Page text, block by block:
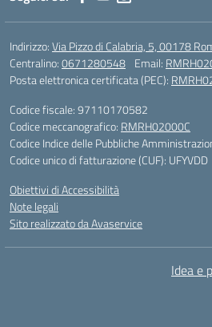
Indirizzo:Via Pizzo di Calabria, 5, 00178
Centralino:0671280548 Email:
Posta elettronica certificata (PEC):
Codice fiscale: 97110170582
Codice meccanografico: RMRH02000C
Codice Indice delle Pubbliche
Codice unico di fatturazione (CUF): UFYVDD
Obiettivi di Accessibilità
Note legali
Sito realizzato da Avaservice
Idea e